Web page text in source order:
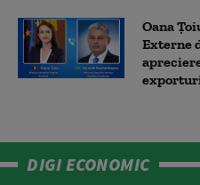
Oana
Externe
DIGI ECONOMIC